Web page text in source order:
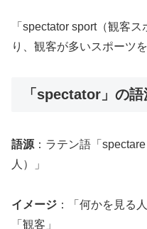
「spectator sport（観客
り、観客が多いスポーツ
「spectator」の
語源 ：ラテン語「
人）」
イメージ ：「何かを見る
「観客」